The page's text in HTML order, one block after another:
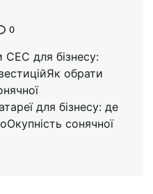
0
СЕС для бізнесу:
обрати
для бізнесу: де
сонячної